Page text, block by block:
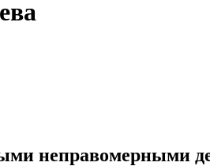
неправомерными